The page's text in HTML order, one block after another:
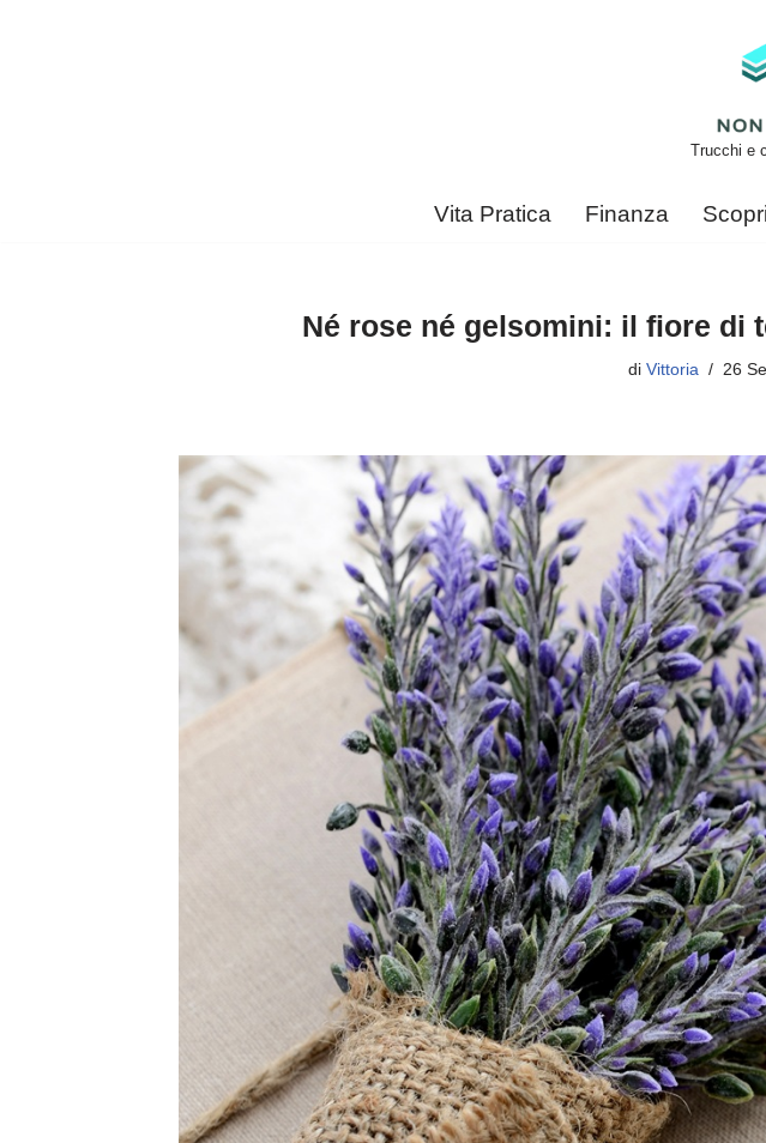
Trucchi e
Vita Pratica Finanza
Né rose né gelsomini: il fiore di
di Vittoria 26